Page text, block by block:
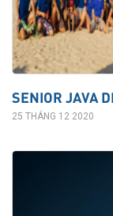
SENIOR JAVA
25 THÁNG 12 2020